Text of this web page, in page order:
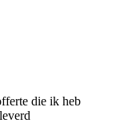
die ik heb